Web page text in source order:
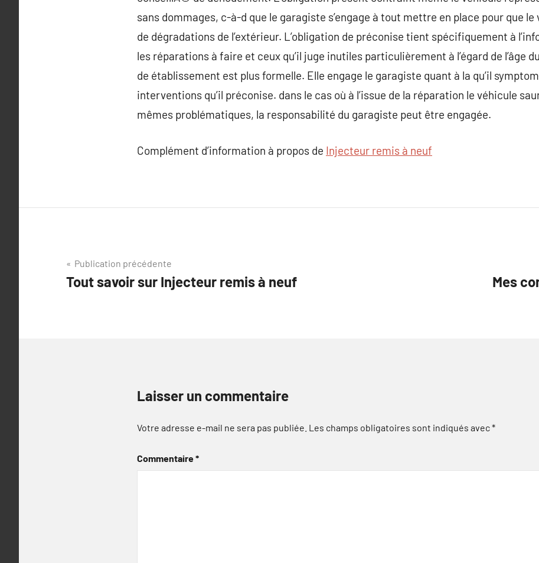
sans dommages, c-à-d que le garagiste s’engage à tout mettre en place pour que
de dégradations de l’extérieur. L’obligation de préconise tient spécifiquement à
les réparations à faire et ceux qu’il juge inutiles particulièrement à l’égard de l’âge
de établissement est plus formelle. Elle engage le garagiste quant à la qu’il
interventions qu’il préconise. dans le cas où à l’issue de la réparation le véhicule
mêmes problématiques, la responsabilité du garagiste peut être engagée.
Complément d’information à propos de Injecteur remis à neuf
Navigation
de
Publication précédente
Tout savoir sur Injecteur remis à neuf Mes
Laisser un commentaire
Votre adresse e-mail ne sera pas publiée. Les champs obligatoires sont indiqués avec*
Commentaire*